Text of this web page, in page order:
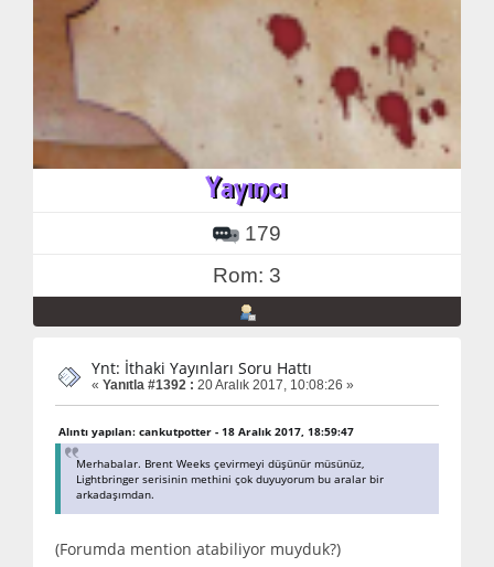
179
Rom: 3
Ynt: İthaki Yayınları Soru Hattı
« Yanıtla #1392 : 20 Aralık 2017, 10:08:26 »
Alıntı yapılan: cankutpotter - 18 Aralık 2017, 18:59:47
Merhabalar. Brent Weeks çevirmeyi düşünür müsünüz,
Lightbringer serisinin methini çok duyuyorum bu aralar bir
arkadaşımdan.
(Forumda mention atabiliyor muyduk?)